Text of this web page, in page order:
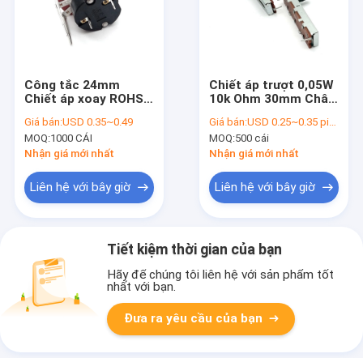
Công tắc 24mm
Chiết áp xoay ROHS
chỉnh ngón tay trên
cùng
Giá bán:USD 0.35~0.49
MOQ:1000 CÁI
Nhận giá mới nhất
Liên hệ với bây giờ
Chiết áp trượt 0,05W
10k Ohm 30mm Chân
kép
Giá bán:USD 0.25~0.35 piece
MOQ:500 cái
Nhận giá mới nhất
Liên hệ với bây giờ
Tiết kiệm thời gian của bạn
Hãy để chúng tôi liên hệ với sản phẩm tốt
nhất với bạn.
Đưa ra yêu cầu của bạn